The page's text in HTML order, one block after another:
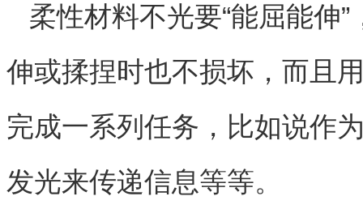
柔性材料不光要“能屈能伸
伸或揉捏时也不损坏，而且
完成一系列任务，比如说作
发光来传递信息等等。